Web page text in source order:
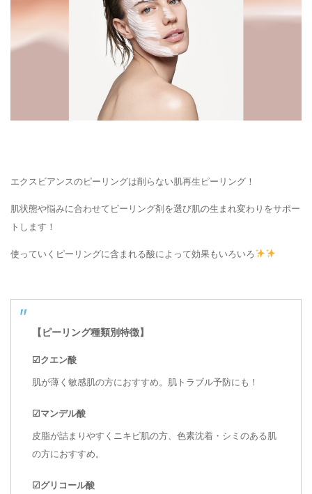
エクスビアンスのピーリングは削らない肌再生ピーリング！
肌状態や悩みに合わせてピーリング剤を選び肌の生まれ変わりをサポー
トします！
使っていくピーリングに含まれる酸によって効果もいろいろ
【ピーリング種類別特徴】
☑クエン酸
肌が薄く敏感肌の方におすすめ。肌トラブル予防にも！
☑マンデル酸
皮脂が詰まりやすくニキビ肌の方、色素沈着・シミのある肌
の方におすすめ。
☑グリコール酸